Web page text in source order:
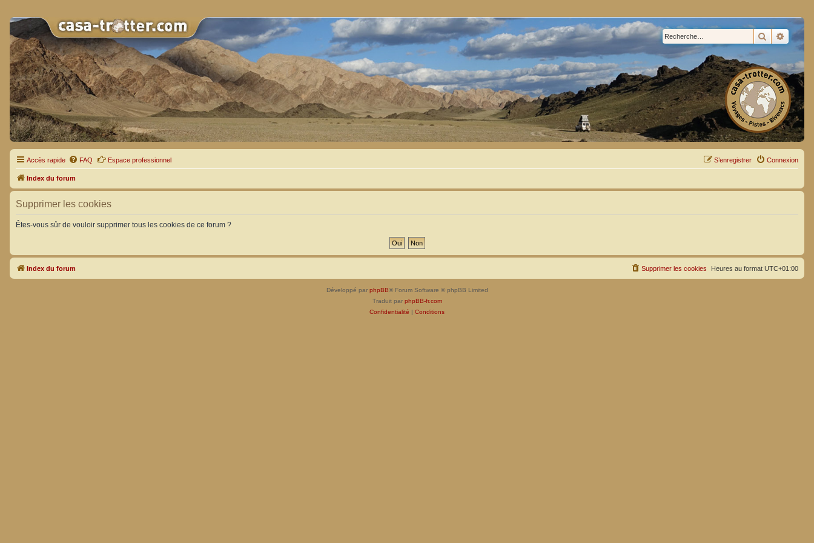
Rechercher
Accès rapide FAQ Espace professionnel Connexion
S’enregistrer
Index du forum
Supprimer les cookies
Êtes-vous sûr de vouloir supprimer tous les cookies de ce forum ?
Index du forum Heures au format UTC+01:00
Supprimer les cookies
Développé par phpBB® Forum Software © phpBB Limited
Traduit par phpBB-fr.com
Confidentialité | Conditions